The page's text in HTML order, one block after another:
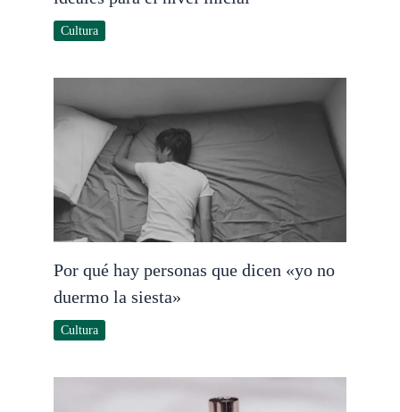
Cultura
Por qué hay personas que dicen «yo no
duermo la siesta»
Cultura